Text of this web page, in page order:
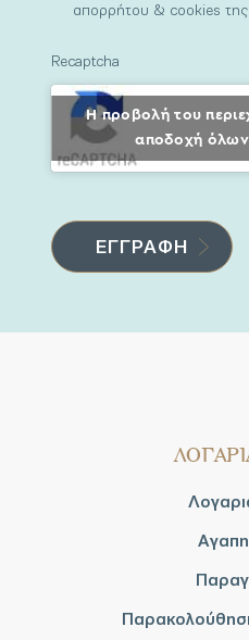
απορρήτου & cookies της
Recaptcha
Η προβολή του
αποδοχή